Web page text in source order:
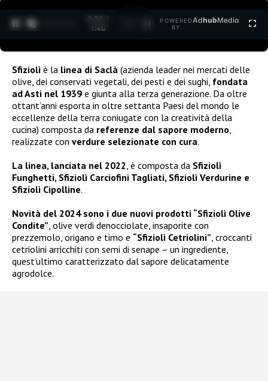
0:30 /
1:40
POWERED
BY
AdhubMedia
Sfiziolì è la linea di Saclà (azienda leader nei mercati delle
olive, dei conservati vegetali, dei pesti e dei sughi, fondata
ad Asti nel 1939 e giunta alla terza generazione. Da oltre
ottant’anni esporta in oltre settanta Paesi del mondo le
eccellenze della terra coniugate con la creatività della
cucina) composta da referenze dal sapore moderno
realizzate con verdure selezionate con cura.
La linea, lanciata nel 2022 , è composta da Sfiziolì
Funghetti, Sfiziolì Carciofini Tagliati, Sfiziolì Verdurine e
Sfiziolì Cipolline.
Novità del 2024 sono i due nuovi prodotti “Sfiziolì Olive
Condite” , olive verdi denocciolate, insaporite con
prezzemolo, origano e timo e “Sfiziolì Cetriolini” , croccanti
cetriolini arricchiti con semi di senape – un ingrediente,
quest’ultimo caratterizzato dal sapore delicatamente
agrodolce.